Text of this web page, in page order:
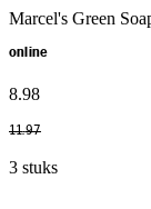
Marcel's Green
online
8.98
11.97
3 stuks